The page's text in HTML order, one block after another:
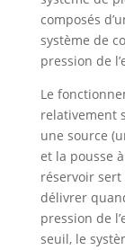
composés
système de
pression de
Le
relativement
une source
et la pousse
réservoir sert
délivrer
pression de
seuil, le